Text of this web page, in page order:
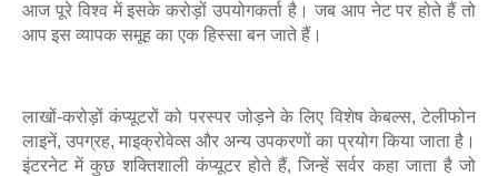
आज पूरे विश्व में इसके करोड़ों उपयोगकर्ता है। जब आप नेट पर होते हैं तो
आप इस व्यापक समूह का एक हिस्सा बन जाते हैं।
लाखों-करोड़ों कंप्यूटरों को परस्पर जोड़ने के लिए विशेष केबल्स, टेलीफोन
लाइनें, उपग्रह, माइक्रोवेव्स और अन्य उपकरणों का प्रयोग किया जाता है।
इंटरनेट में कुछ शक्तिशाली कंप्यूटर होते हैं, जिन्हें सर्वर कहा जाता है जो